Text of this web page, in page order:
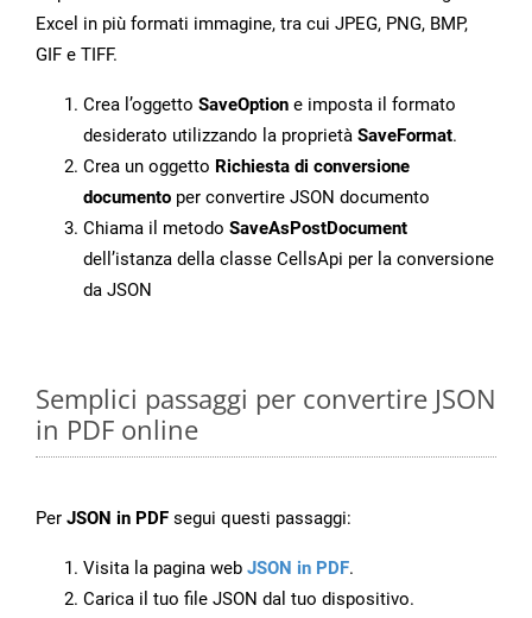
Excel in più formati immagine, tra cui JPEG, PNG, BMP,
GIF e TIFF.
Crea l’oggetto SaveOption e imposta il formato
desiderato utilizzando la proprietà SaveFormat.
Crea un oggetto Richiesta di conversione
documento per convertire JSON documento
Chiama il metodo SaveAsPostDocument
dell’istanza della classe CellsApi per la conversione
da JSON
Semplici passaggi per convertire JSON
in PDF online
Per JSON in PDF segui questi passaggi:
Visita la pagina web JSON in PDF.
Carica il tuo file JSON dal tuo dispositivo.